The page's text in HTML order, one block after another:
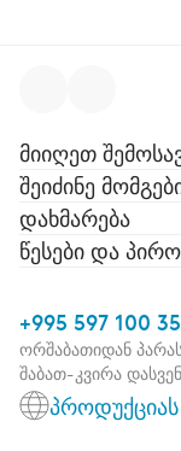
მიიღეთ
შეიძინე
დახმარება
წესები და
+995 597 100
ორშაბათიდან
შაბათ-კვირა
პროდუქციას